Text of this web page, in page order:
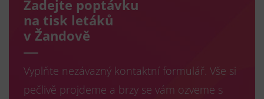
Zadejte poptávku
na tisk letáků
v Žandově
Vyplňte nezávazný kontaktní formulář. Vše si
pečlivě projdeme a brzy se vám ozveme s